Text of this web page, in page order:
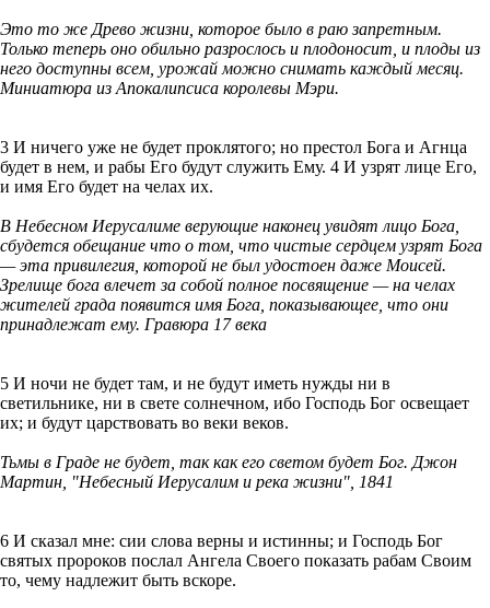
Это то же Древо жизни, которое было в раю запретным.
Только теперь оно обильно разрослось и плодоносит, и плоды из
него доступны всем, урожай можно снимать каждый месяц.
Миниатюра из Апокалипсиса королевы Мэри.
3 И ничего уже не будет проклятого; но престол Бога и Агнца
будет в нем, и рабы Его будут служить Ему. 4 И узрят лице Его,
и имя Его будет на челах их.
В Небесном Иерусалиме верующие наконец увидят лицо Бога,
сбудется обещание что о том, что чистые сердцем узрят Бога
— эта привилегия, которой не был удостоен даже Моисей.
Зрелище бога влечет за собой полное посвящение — на челах
жителей града появится имя Бога, показывающее, что они
принадлежат ему. Гравюра 17 века
5 И ночи не будет там, и не будут иметь нужды ни в
светильнике, ни в свете солнечном, ибо Господь Бог освещает
их; и будут царствовать во веки веков.
Тьмы в Граде не будет, так как его светом будет Бог. Джон
Мартин, "Небесный Иерусалим и река жизни", 1841
6 И сказал мне: сии слова верны и истинны; и Господь Бог
святых пророков послал Ангела Своего показать рабам Своим
то, чему надлежит быть вскоре.